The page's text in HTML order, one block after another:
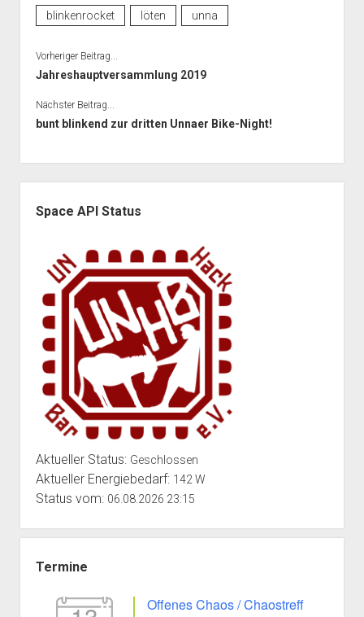
blinkenrocket löten unna
Vorheriger Beitrag...
Jahreshauptversammlung 2019
Nächster Beitrag...
bunt blinkend zur dritten Unnaer Bike-Night!
Space API Status
Aktueller Status: Geschlossen
Aktueller Energiebedarf: 142 W
Status vom: 06.08.2026 23:15
Termine
Offenes Chaos / Chaostreff